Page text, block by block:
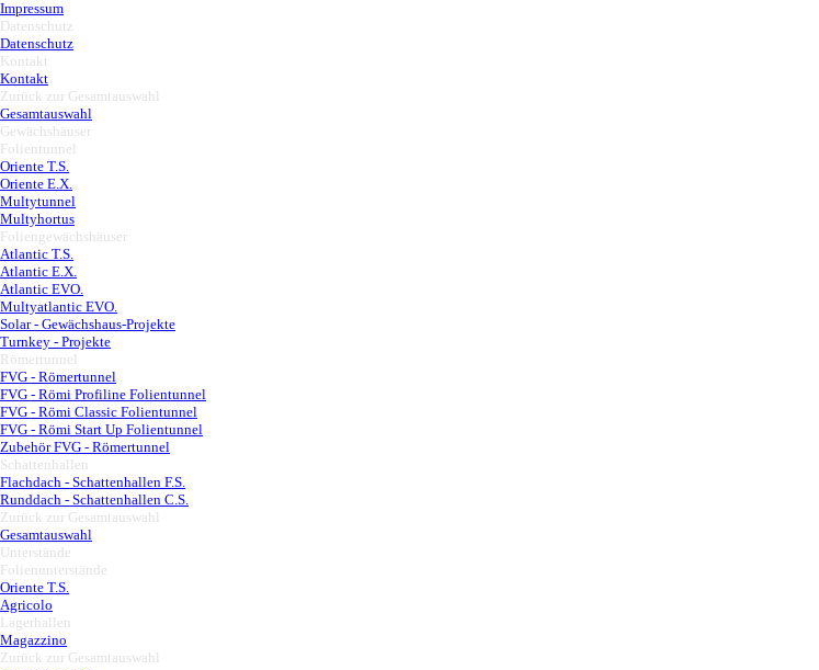
Impressum
Datenschutz
Datenschutz
Kontakt
Kontakt
Zurück zur Gesamtauswahl
Gesamtauswahl
Gewächshäuser
Folientunnel
Oriente T.S.
Oriente E.X.
Multytunnel
Multyhortus
Foliengewächshäuser
Atlantic T.S.
Atlantic E.X.
Atlantic EVO.
Multyatlantic EVO.
Solar - Gewächshaus-Projekte
Turnkey - Projekte
Römertunnel
FVG - Römertunnel
FVG - Römi Profiline Folientunnel
FVG - Römi Classic Folientunnel
FVG - Römi Start Up Folientunnel
Zubehör FVG - Römertunnel
Schattenhallen
Flachdach - Schattenhallen F.S.
Runddach - Schattenhallen C.S.
Zurück zur Gesamtauswahl
Gesamtauswahl
Unterstände
Folienunterstände
Oriente T.S.
Agricolo
Lagerhallen
Magazzino
Zurück zur Gesamtauswahl